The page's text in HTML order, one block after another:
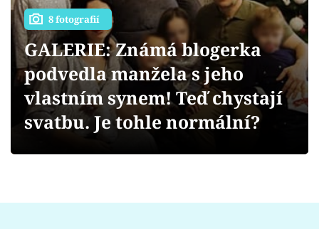
Videa
Sledujte prima+
Přihlášení
8 fotografií
GALERIE: Známá blogerka
podvedla manžela s jeho
vlastním synem! Teď chystají
svatbu. Je tohle normální?